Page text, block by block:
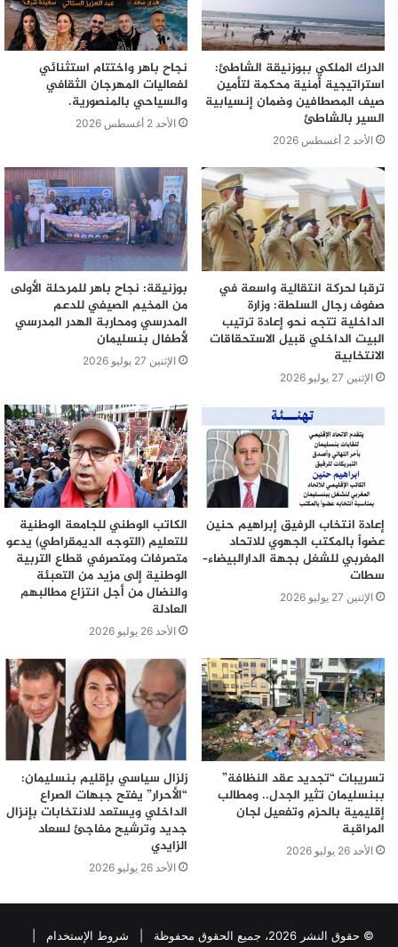
الدرك الملكي ببوزنيقة الشاطئ:
استراتيجية أمنية محكمة لتأمين
صيف المصطافين وضمان إنسيابية
السير بالشاطئ
الأحد 2 أغسطس 2026
نجاح باهر واختتام استثنائي
لفعاليات المهرجان الثقافي
والسياحي بالمنصورية.
الأحد 2 أغسطس 2026
ترقبا لحركة انتقالية واسعة في
صفوف رجال السلطة: وزارة
الداخلية تتجه نحو إعادة ترتيب
البيت الداخلي قبيل الاستحقاقات
الانتخابية
الإثنين 27 يوليو 2026
بوزنيقة: نجاح باهر للمرحلة الأولى
من المخيم الصيفي للدعم
المدرسي ومحاربة الهدر المدرسي
لأطفال بنسليمان
الإثنين 27 يوليو 2026
إعادة انتخاب الرفيق إبراهيم حنين
عضواً بالمكتب الجهوي للاتحاد
المغربي للشغل بجهة الدارالبيضاء–
سطات
الإثنين 27 يوليو 2026
الكاتب الوطني للجامعة الوطنية
للتعليم (التوجه الديمقراطي) يدعو
متصرفات ومتصرفي قطاع التربية
الوطنية إلى مزيد من التعبئة
والنضال من أجل انتزاع مطالبهم
العادلة
الأحد 26 يوليو 2026
تسريبات “تجديد عقد النظافة”
ببنسليمان تثير الجدل.. ومطالب
إقليمية بالحزم وتفعيل لجان
المراقبة
الأحد 26 يوليو 2026
زلزال سياسي بإقليم بنسليمان:
“الأحرار” يفتح جبهات الصراع
الداخلي ويستعد للانتخابات بإنزال
جديد وترشيح مفاجئ لسعاد
الزايدي
الأحد 26 يوليو 2026
© حقوق النشر 2026، جميع الحقوق محفوظة | شروط الإستخدام